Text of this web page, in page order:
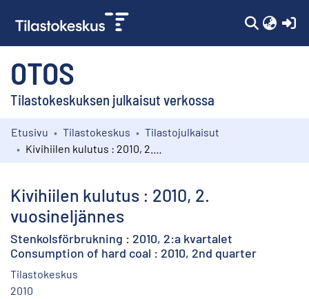
OTOS
Tilastokeskuksen julkaisut verkossa
Kokoelmat
Etusivu Tilastokeskus
Tilastojulkaisut
Kivihiilen kulutus : 2010, 2.
vuosineljännes
Stenkolsförbrukning : 2010, 2:a kvartalet
Consumption of hard coal : 2010, 2nd quarter
Tilastokeskus
2010